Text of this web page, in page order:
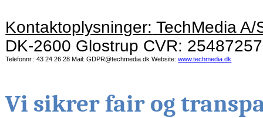
Kontaktoplysninger: TechMedia
DK-2600 Glostrup CVR: 25487257
Telefonnr.: 43 24 26 28 Mail:GDPR@techmedia.dk Website:www.techmedia.dk
Vi sikrer fair og